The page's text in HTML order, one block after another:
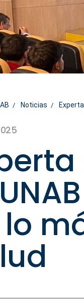
Noticias
lo